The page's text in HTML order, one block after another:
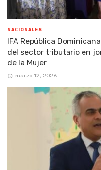
NACIONALES
IFA República
del sector tributario en
de la Mujer
marzo 12, 2026